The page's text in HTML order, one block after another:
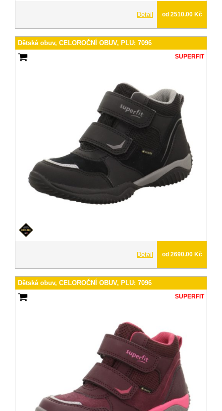
Detail od 2510.00 Kč
Dětská obuv, CELOROČNÍ OBUV, PLU: 7096
SUPERFIT
Detail od 2690.00 Kč
Dětská obuv, CELOROČNÍ OBUV, PLU: 7096
SUPERFIT